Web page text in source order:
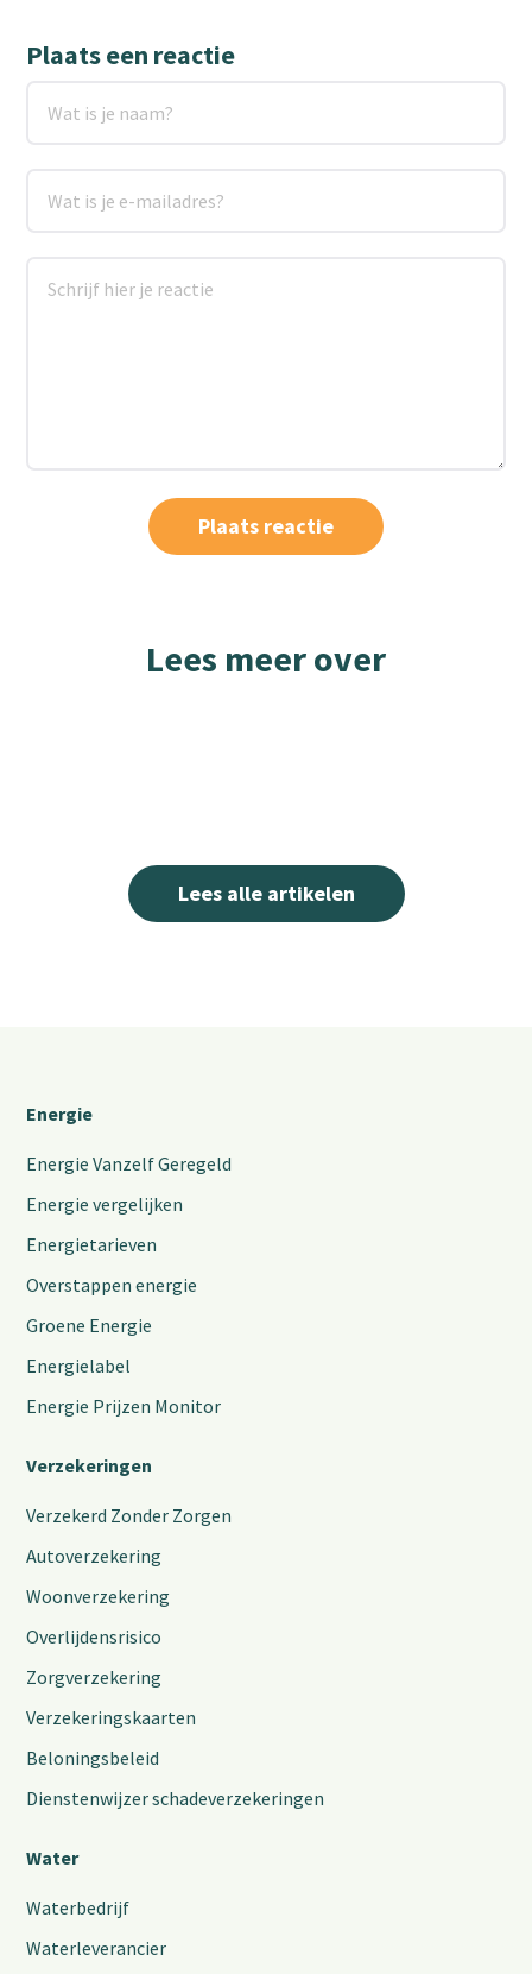
Plaats een reactie
Lees meer over
Lees alle artikelen
Energie
Energie Vanzelf Geregeld
Energie vergelijken
Energietarieven
Overstappen energie
Groene Energie
Energielabel
Energie Prijzen Monitor
Verzekeringen
Verzekerd Zonder Zorgen
Autoverzekering
Woonverzekering
Overlijdensrisico
Zorgverzekering
Verzekeringskaarten
Beloningsbeleid
Dienstenwijzer schadeverzekeringen
Water
Waterbedrijf
Waterleverancier